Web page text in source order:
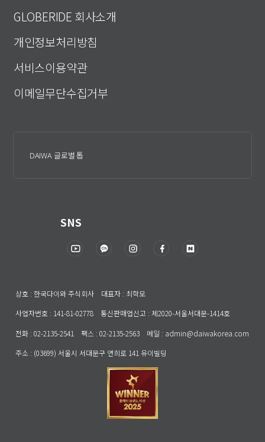
GLOBERIDE 회사소개
개인정보처리방침
서비스이용약관
이메일무단수집거부
DAIWA 글로벌 톱
SNS
상호 : 한국다이와 주식회사 대표자 : 최학모
사업자번호 : 141-81-02778 통신판매업신고 : 제2020-서울서대문-1414호
전화 : 02-2135-2541 팩스 : 02-2135-2563 메일 : admin@daiwakorea.com
주소 : (03699) 서울시 서대문구 연희로 141 유이빌딩